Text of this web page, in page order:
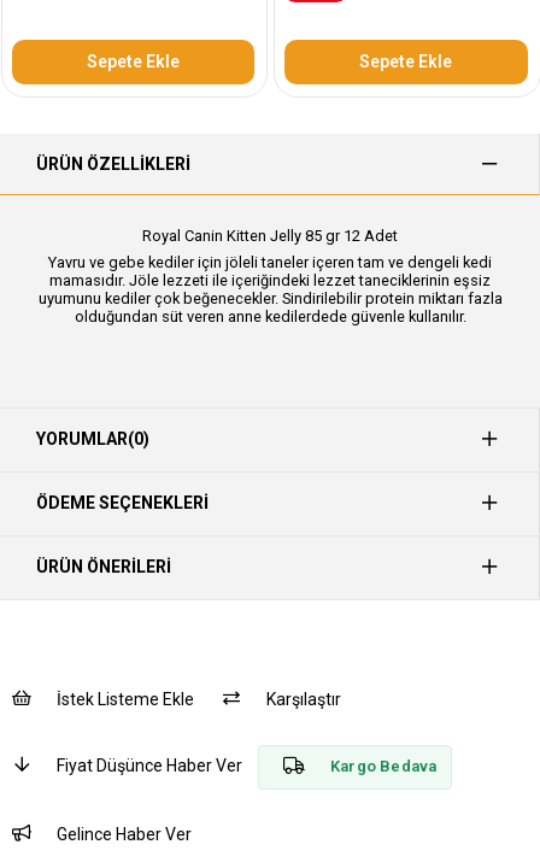
Sepete Ekle Sepete Ekle
ÜRÜN ÖZELLIKLERI
Royal Canin Kitten Jelly 85 gr 12 Adet
Yavru ve gebe kediler için jöleli taneler içeren tam ve dengeli kedi
mamasıdır. Jöle lezzeti ile içeriğindeki lezzet taneciklerinin eşsiz
uyumunu kediler çok beğenecekler. Sindirilebilir protein miktarı fazla
olduğundan süt veren anne kedilerdede güvenle kullanılır.
YORUMLAR(0)
ÖDEME SEÇENEKLERI
ÜRÜN ÖNERILERI
İstek Listeme Ekle Karşılaştır
Fiyat Düşünce Haber Ver Kargo Bedava
Gelince Haber Ver